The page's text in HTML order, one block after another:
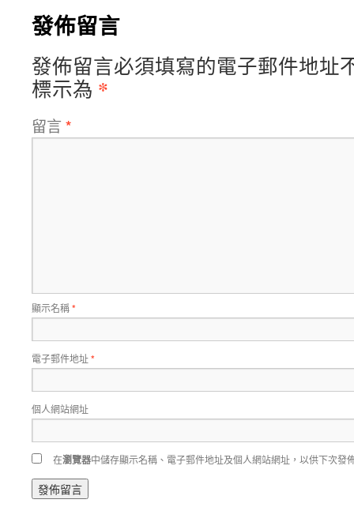
發佈留言
發佈留言必須填寫的電子郵件地址
標示為 *
留言 *
顯示名稱*
電子郵件地址*
個人網站網址
在瀏覽器中儲存顯示名稱、電子郵件地址及個人網站網址，以供下次發